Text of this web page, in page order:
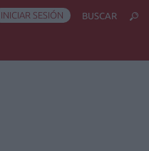
INICIAR SESIÓN BUSCAR